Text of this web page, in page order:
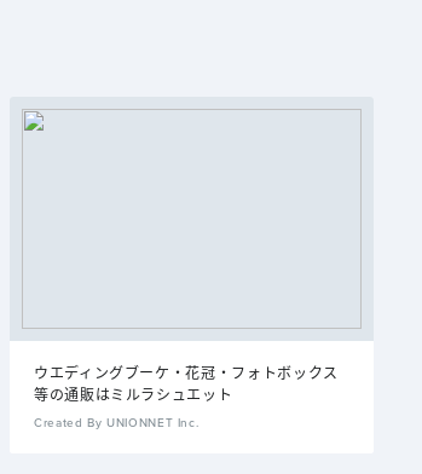
ウエディングブーケ・花冠・フォトボックス
等の通販はミルラシュエット
Created By UNIONNET Inc.